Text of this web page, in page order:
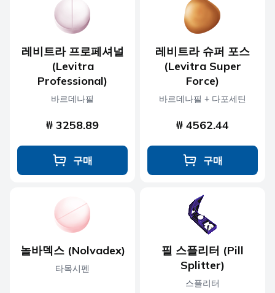
레비트라 프로페셔널
(Levitra
Professional)
바르데나필
₩ 3258.89
구매
레비트라 슈퍼 포스
(Levitra Super
Force)
바르데나필 + 다포세틴
₩ 4562.44
구매
놀바덱스 (Nolvadex)
타목시펜
필 스플리터 (Pill
Splitter)
스플리터